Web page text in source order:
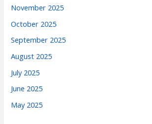
November 2025
October 2025
September 2025
August 2025
July 2025
June 2025
May 2025